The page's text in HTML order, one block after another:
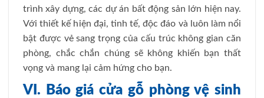
trình xây dựng, các dự án bất động sản lớn hiện nay.
Với thiết kế hiện đại, tinh tế, độc đáo và luôn làm nổi
bật được vẻ sang trọng của cấu trúc không gian căn
phòng, chắc chắn chúng sẽ không khiến bạn thất
vọng và mang lại cảm hứng cho bạn.
VI. Báo giá cửa gỗ phòng vệ sinh